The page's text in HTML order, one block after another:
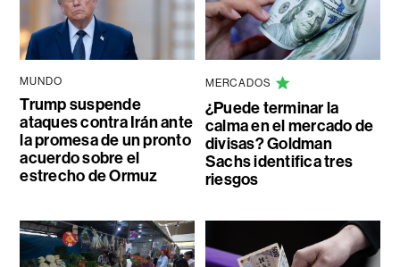
MUNDO
Trump suspende
ataques contra Irán ante
la promesa de un pronto
acuerdo sobre el
estrecho de Ormuz
MERCADOS
¿Puede terminar la
calma en el mercado de
divisas? Goldman
Sachs identifica tres
riesgos